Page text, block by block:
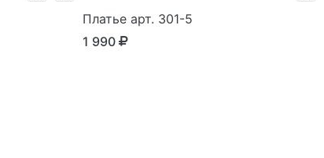
Платье арт. 301-5
1 990